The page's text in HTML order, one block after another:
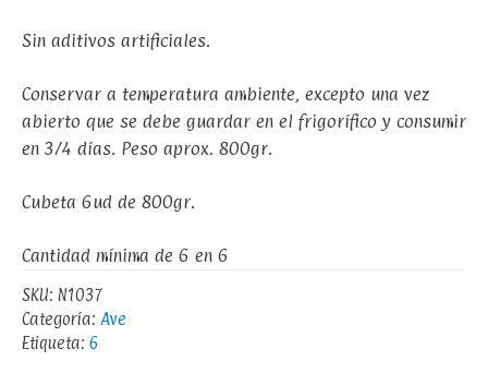
Sin aditivos artificiales.
Conservar a temperatura ambiente, excepto una vez
abierto que se debe guardar en el frigorífico y consumir
en 3⁄4 días. Peso aprox. 800gr.
Cubeta 6ud de 800gr.
Cantidad mínima de 6 en 6
SKU: N1037
Categoría: Ave
Etiqueta: 6